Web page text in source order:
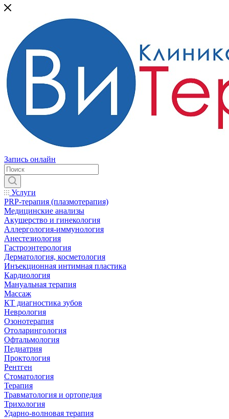
Запись онлайн
Услуги
PRP-терапия (плазмотерапия)
Медицинские анализы
Акушерство и гинекология
Аллергология-иммунология
Анестезиология
Гастроэнтерология
Дерматология, косметология
Инъекционная интимная пластика
Кардиология
Мануальная терапия
Массаж
КТ диагностика зубов
Неврология
Озонотерапия
Отоларингология
Офтальмология
Педиатрия
Проктология
Рентген
Стоматология
Терапия
Травматология и ортопедия
Трихология
Ударно-волновая терапия